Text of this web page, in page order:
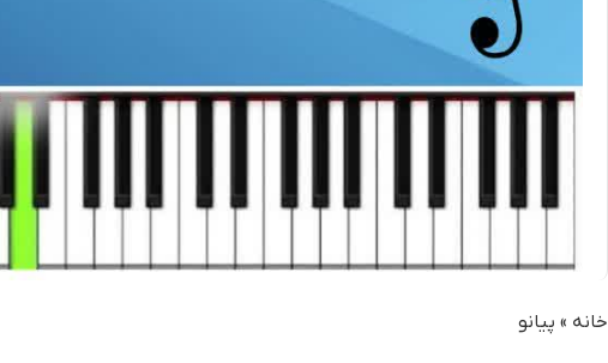
خانه » پیانو